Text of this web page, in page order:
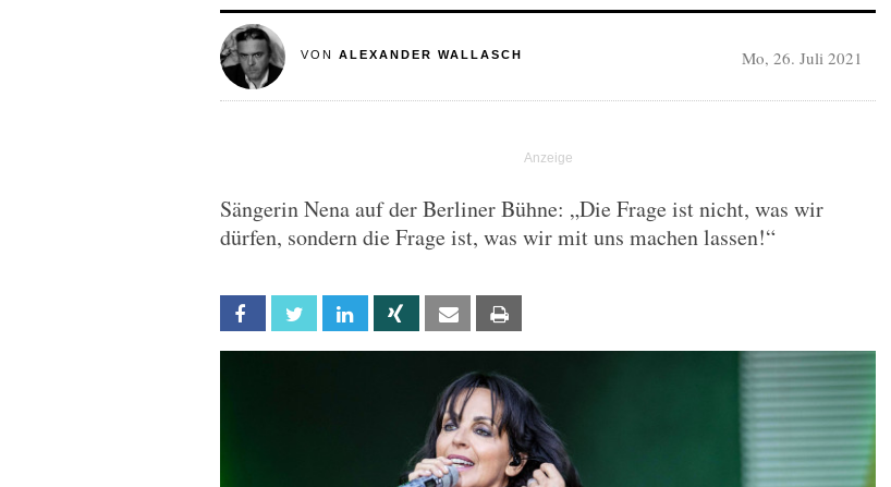
VON ALEXANDER WALLASCH Mo, 26. Juli 2021
Sängerin Nena auf der Berliner Bühne: „Die Frage ist nicht, was wir
dürfen, sondern die Frage ist, was wir mit uns machen lassen!“
Facebook Twitter Linkedin Xing Email